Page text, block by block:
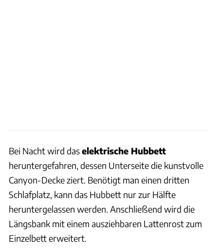
Bei Nacht wird daselektrische Hubbett
heruntergefahren, dessen Unterseite die kunstvolle
Canyon-Decke ziert. Benötigt man einen dritten
Schlafplatz, kann das Hubbett nur zur Hälfte
heruntergelassen werden. Anschließend wird die
Längsbank mit einem ausziehbaren Lattenrost zum
Einzelbett erweitert.